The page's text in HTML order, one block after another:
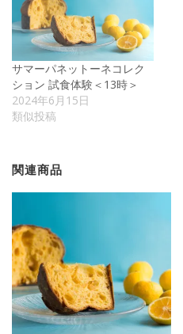
サマーパネットーネコレク
ション 試食体験＜13時＞
2024年6月15日
類似投稿
関連商品